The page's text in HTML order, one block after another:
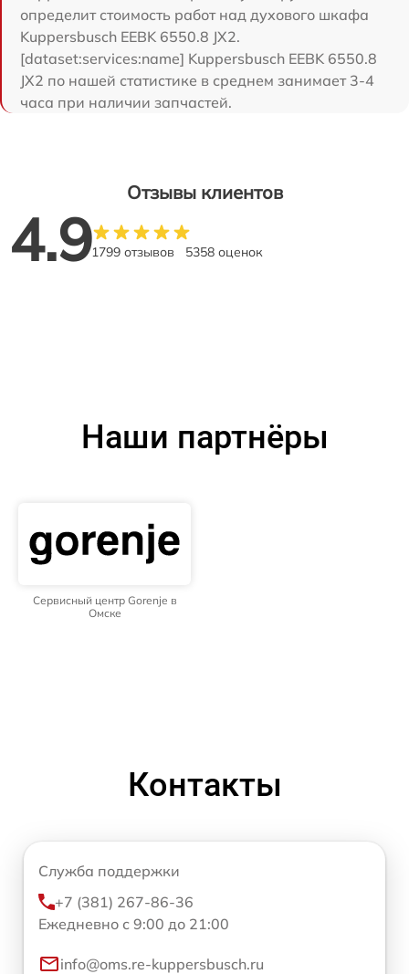
определит стоимость работ над духового шкафа
Kuppersbusch EEBK 6550.8 JX2.
[dataset:services:name] Kuppersbusch EEBK 6550.8
JX2 по нашей статистике в среднем занимает 3-4
часа при наличии запчастей.
Отзывы клиентов
4.91799 отзывов 5358 оценок
Наши партнёры
Сервисный центр Gorenje в
Омске
Контакты
Служба поддержки
+7 (381) 267-86-36
Ежедневно с 9:00 до 21:00
info@oms.re-kuppersbusch.ru